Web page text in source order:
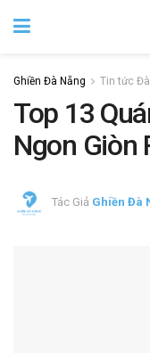
Ghiền Đà Nẵng Tin tức
Top 13
Ngon Giòn
Tác Giả Ghiền Đà